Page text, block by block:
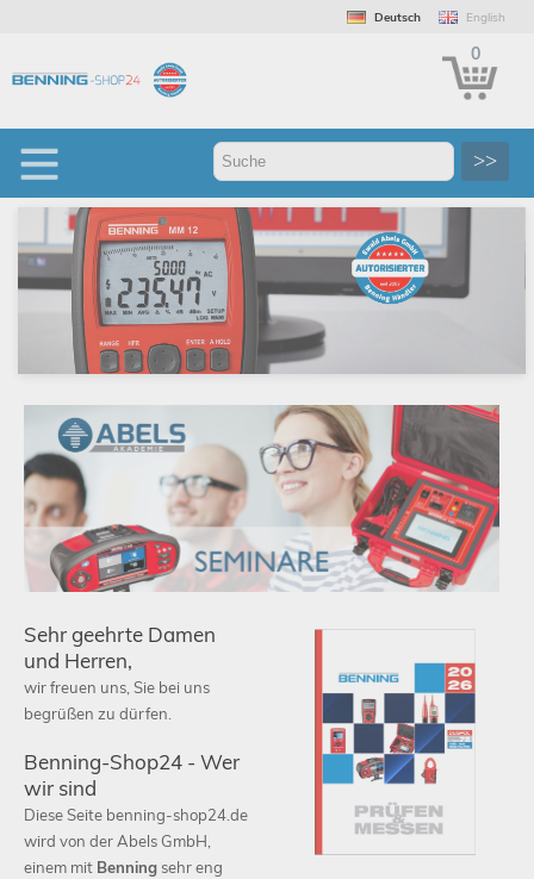
Deutsch English
0
>>
Sehr geehrte Damen
und Herren,
wir freuen uns, Sie bei uns
begrüßen zu dürfen.
Benning-Shop24 - Wer
wir sind
Diese Seite benning-shop24.de
wird von der Abels GmbH,
einem mit Benning sehr eng